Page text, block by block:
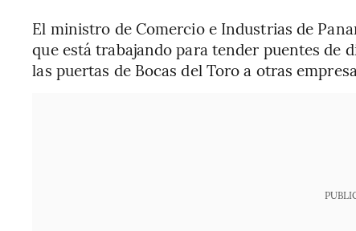
El ministro de Comercio e Industrias de
que está trabajando para tender puentes de
las puertas de Bocas del Toro a otras